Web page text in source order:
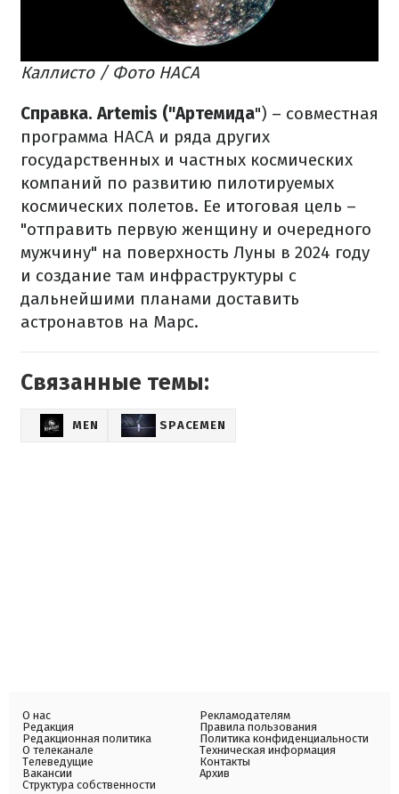
Каллисто / Фото НАСА
Справка. Artemis ("Артемида") – совместная
программа НАСА и ряда других
государственных и частных космических
компаний по развитию пилотируемых
космических полетов. Ее итоговая цель –
"отправить первую женщину и очередного
мужчину" на поверхность Луны в 2024 году
и создание там инфраструктуры с
дальнейшими планами доставить
астронавтов на Марс.
Связанные темы:
MEN SPACEMEN
О нас
Редакция
Редакционная политика
О телеканале
Телеведущие
Вакансии
Структура собственности
Рекламодателям
Правила пользования
Политика конфиденциальности
Техническая информация
Контакты
Архив